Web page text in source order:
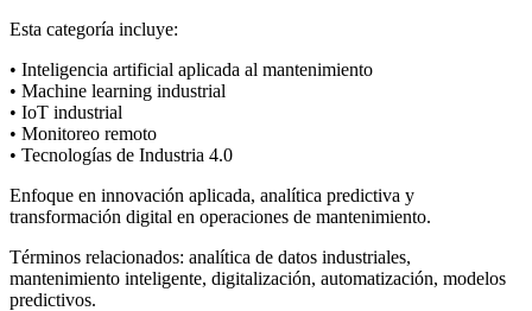
Esta categoría incluye:
• Inteligencia artificial aplicada al mantenimiento
• Machine learning industrial
• IoT industrial
• Monitoreo remoto
• Tecnologías de Industria 4.0
Enfoque en innovación aplicada, analítica predictiva y
transformación digital en operaciones de mantenimiento.
Términos relacionados: analítica de datos industriales,
mantenimiento inteligente, digitalización, automatización, modelos
predictivos.